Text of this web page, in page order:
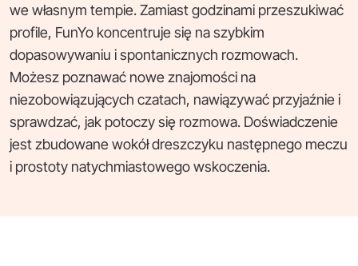
we własnym tempie. Zamiast godzinami przeszukiwać
profile, FunYo koncentruje się na szybkim
dopasowywaniu i spontanicznych rozmowach.
Możesz poznawać nowe znajomości na
niezobowiązujących czatach, nawiązywać przyjaźnie i
sprawdzać, jak potoczy się rozmowa. Doświadczenie
jest zbudowane wokół dreszczyku następnego meczu
i prostoty natychmiastowego wskoczenia.